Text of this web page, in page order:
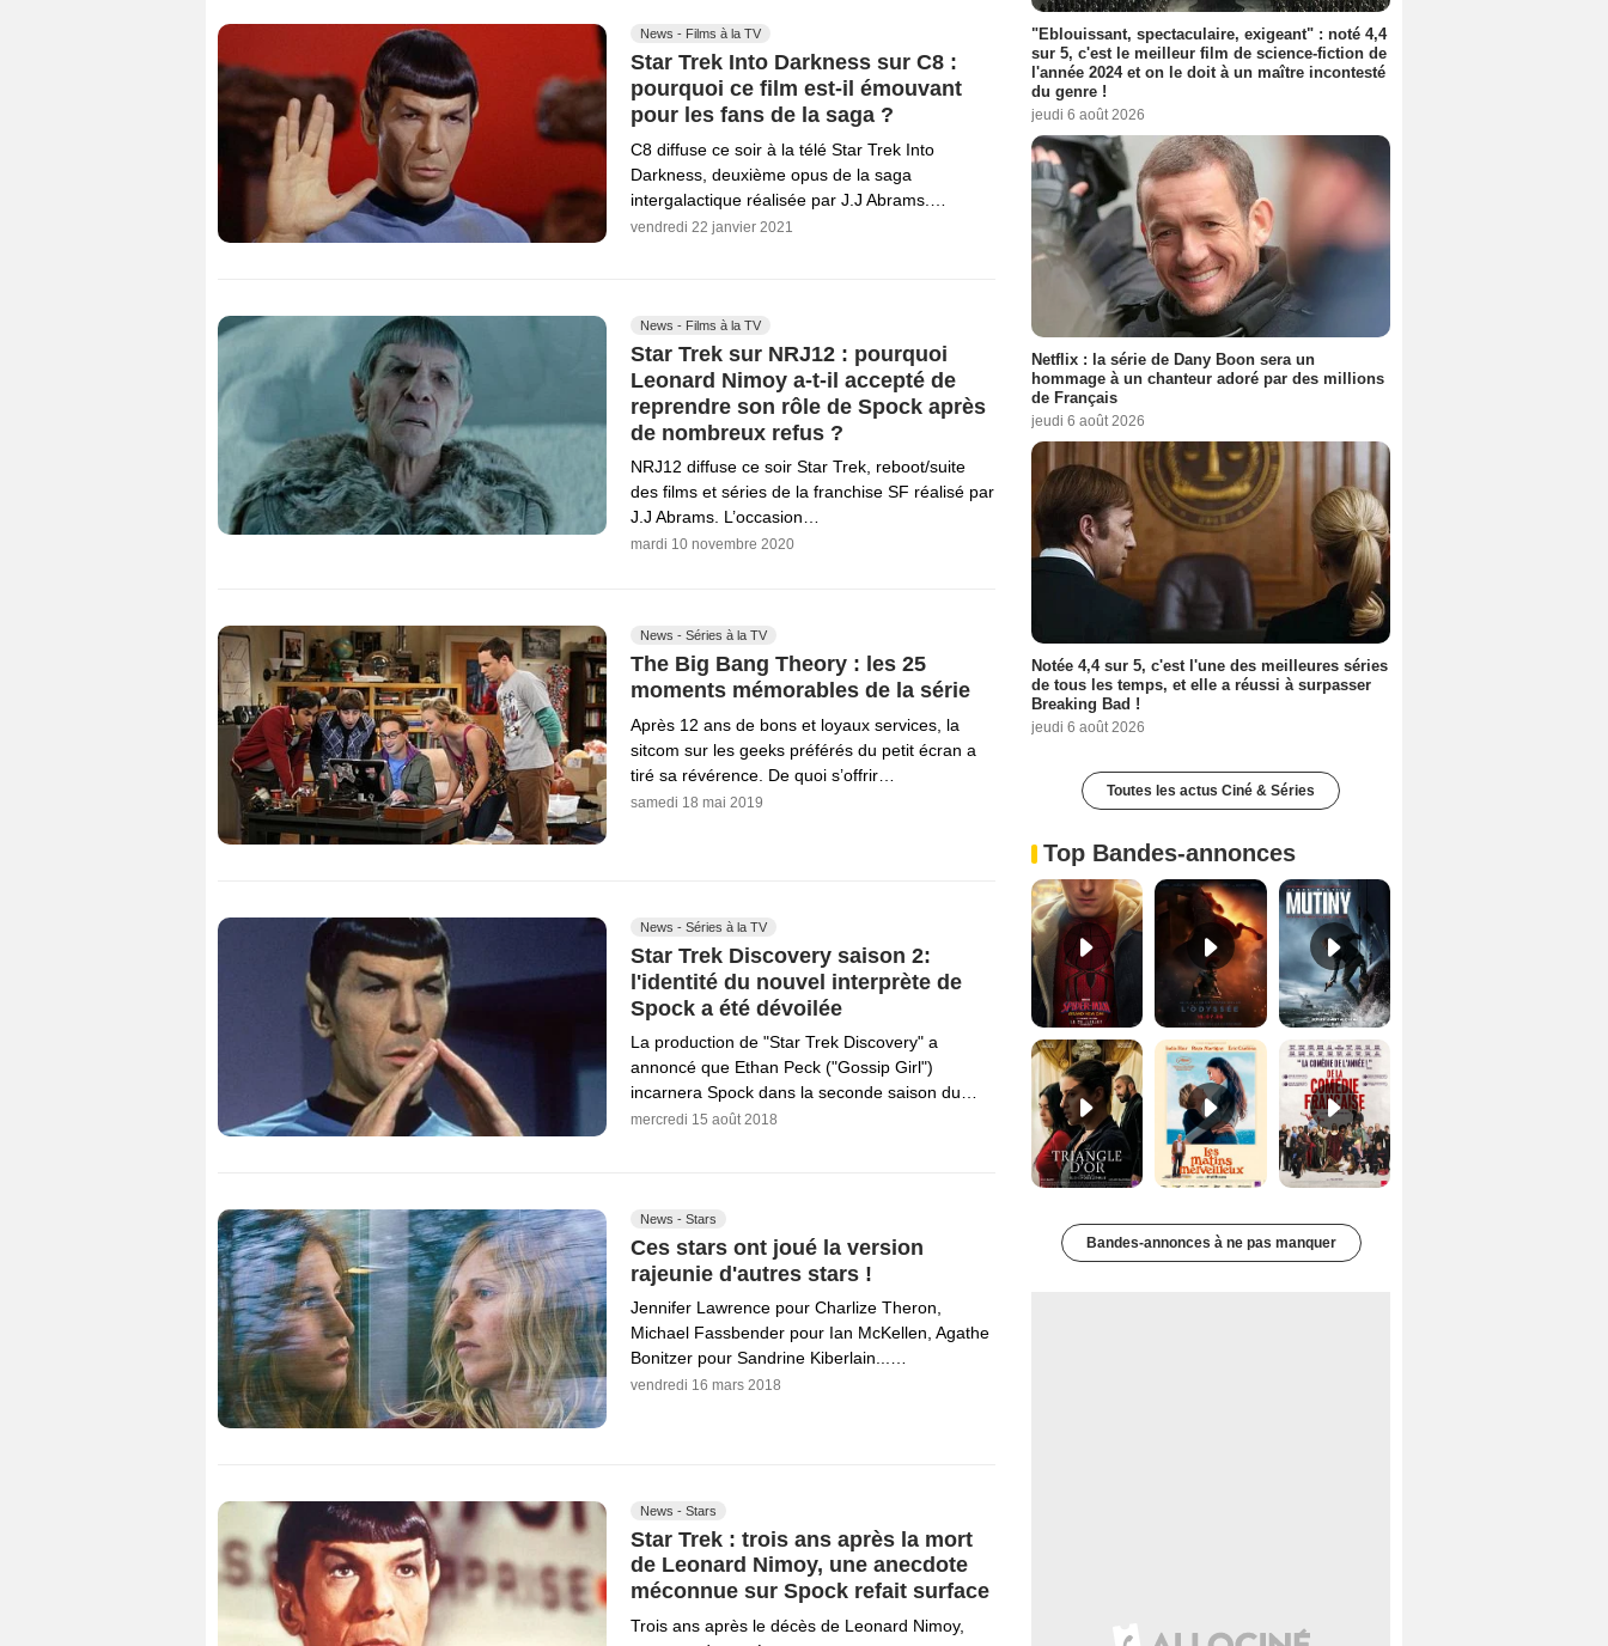
News - Films à la TV
Star Trek Into Darkness sur C8 :
pourquoi ce film est-il émouvant
pour les fans de la saga ?
C8 diffuse ce soir à la télé Star Trek Into
Darkness, deuxième opus de la saga
intergalactique réalisée par J.J Abrams.…
vendredi 22 janvier 2021
News - Films à la TV
Star Trek sur NRJ12 : pourquoi
Leonard Nimoy a-t-il accepté de
reprendre son rôle de Spock après
de nombreux refus ?
NRJ12 diffuse ce soir Star Trek, reboot/suite
des films et séries de la franchise SF réalisé par
J.J Abrams. L’occasion…
mardi 10 novembre 2020
News - Séries à la TV
The Big Bang Theory : les 25
moments mémorables de la série
Après 12 ans de bons et loyaux services, la
sitcom sur les geeks préférés du petit écran a
tiré sa révérence. De quoi s’offrir…
samedi 18 mai 2019
News - Séries à la TV
Star Trek Discovery saison 2:
l'identité du nouvel interprète de
Spock a été dévoilée
La production de "Star Trek Discovery" a
annoncé que Ethan Peck ("Gossip Girl")
incarnera Spock dans la seconde saison du…
mercredi 15 août 2018
News - Stars
Ces stars ont joué la version
rajeunie d'autres stars !
Jennifer Lawrence pour Charlize Theron,
Michael Fassbender pour Ian McKellen, Agathe
Bonitzer pour Sandrine Kiberlain...…
vendredi 16 mars 2018
News - Stars
Star Trek : trois ans après la mort
de Leonard Nimoy, une anecdote
méconnue sur Spock refait surface
Trois ans après le décès de Leonard Nimoy,
"Eblouissant, spectaculaire, exigeant" : noté 4,4
sur 5, c'est le meilleur film de science-fiction de
l'année 2024 et on le doit à un maître incontesté
du genre !
jeudi 6 août 2026
Netflix : la série de Dany Boon sera un
hommage à un chanteur adoré par des millions
de Français
jeudi 6 août 2026
Notée 4,4 sur 5, c'est l'une des meilleures séries
de tous les temps, et elle a réussi à surpasser
Breaking Bad !
jeudi 6 août 2026
Toutes les actus Ciné & Séries
Top Bandes-annonces
Spider-Man: Brand New Day Bande-annonce VO STFR L'Odyssée Bande-annonce VO STFR
Les Matins merveilleux Bande-annonce VF De la Comédie-Française Teaser VF
Bandes-annonces à ne pas manquer